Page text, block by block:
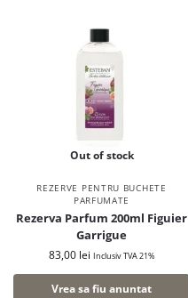
Out of stock
REZERVE PENTRU BUCHETE
PARFUMATE
Rezerva Parfum 200ml Figuier
Garrigue
83,00 lei Inclusiv TVA 21%
Vrea sa fiu anuntat